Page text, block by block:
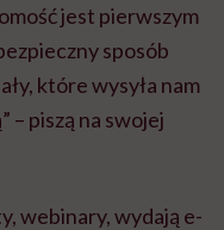
jest pierwszym
sposób
które wysyła nam
– piszą na swojej
webinary, wydają e-